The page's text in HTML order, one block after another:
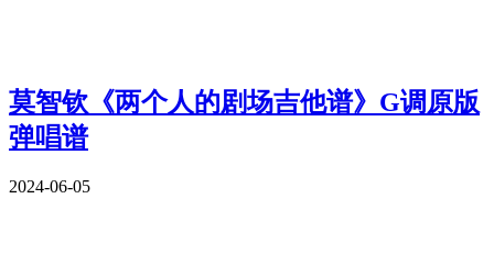
莫智钦《两个人的剧场吉他谱》G调原版
弹唱谱
2024-06-05